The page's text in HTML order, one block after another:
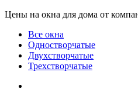
Цены на окна для дома от
Все окна
Одностворчатые
Двухстворчатые
Трехстворчатые